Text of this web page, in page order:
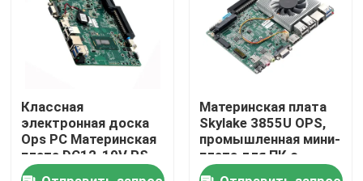
Брандмауэр ПК
двойной ПК lan мини
Классная
электронная доска
Ops PC Материнская
плата DC12-19V RS-
232 Broadwell-U I3 I5
Материнская плата
Skylake 3855U OPS,
промышленная мини-
плата для ПК с
портом NGFF и